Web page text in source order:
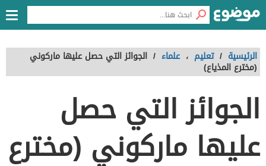
الرئيسية / تعليم ، علماء / الجوائز التي حصل عليها ماركوني
(مخترع المذياع)
الجوائز التي حصل
عليها ماركوني (مخترع